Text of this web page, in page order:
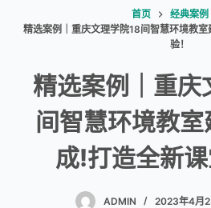
首页
经典案例
精选案例｜重庆文理学院18间智慧环境教
验！
精选案例｜重庆
间智慧环境教
成!打造全新课
ADMIN 2023年4月